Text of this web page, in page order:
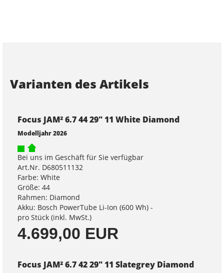
Varianten des Artikels
Focus JAM² 6.7 44 29" 11 White Diamond
Modelljahr 2026
Bei uns im Geschäft für Sie verfügbar
Art.Nr. D680511132
Farbe: White
Größe: 44
Rahmen: Diamond
Akku: Bosch PowerTube Li-Ion (600 Wh) -
pro Stück (inkl. MwSt.)
4.699,00 EUR
Focus JAM² 6.7 42 29" 11 Slategrey Diamond